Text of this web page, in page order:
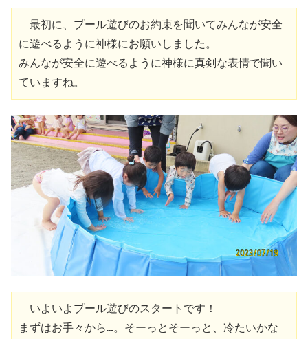
最初に、プール遊びのお約束を聞いてみんなが安全
に遊べるように神様にお願いしました。
みんなが安全に遊べるように神様に真剣な表情で聞い
ていますね。
いよいよプール遊びのスタートです！
まずはお手々から…。そーっとそーっと、冷たいかな